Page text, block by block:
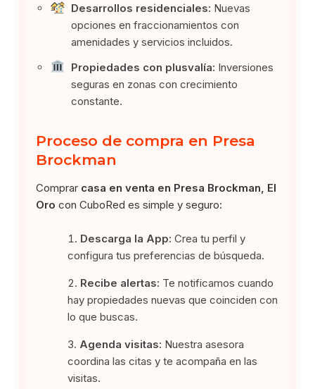
Desarrollos residenciales: Nuevas
opciones en fraccionamientos con
amenidades y servicios incluidos.
Propiedades con plusvalía: Inversiones
seguras en zonas con crecimiento
constante.
Proceso de compra en Presa
Brockman
Comprar casa en venta en Presa Brockman, El
Oro con CuboRed es simple y seguro:
Descarga la App: Crea tu perfil y
configura tus preferencias de búsqueda.
Recibe alertas: Te notificamos cuando
hay propiedades nuevas que coinciden con
lo que buscas.
Agenda visitas: Nuestra asesora
coordina las citas y te acompaña en las
visitas.